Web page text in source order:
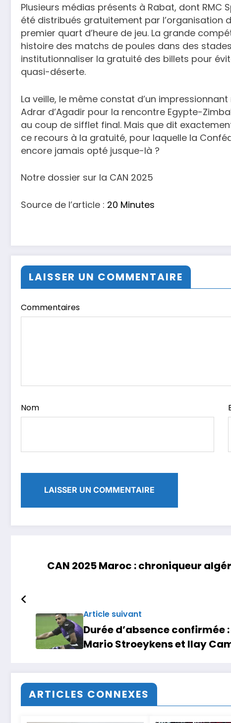
Plusieurs médias présents à Rabat, dont
été distribués gratuitement par l’organisation
premier quart d’heure de jeu. La grande
histoire des matchs de poules dans des
institutionnaliser la gratuité des billets pour
quasi-déserte.
La veille, le même constat d’un
Adrar d’Agadir pour la rencontre Egypte-
au coup de sifflet final. Mais que dit
ce recours à la gratuité, pour laquelle la
encore jamais opté jusque-là ?
Notre dossier sur la CAN 2025
Source de l’article : 20 Minutes
LAISSER UN COMMENTAIRE
Commentaires
Nom
CAN 2025 Maroc : chroniqueur
Article suivant
Durée d’absence confirmée
Mario Stroeykens et Ilay
ARTICLES CONNEXES